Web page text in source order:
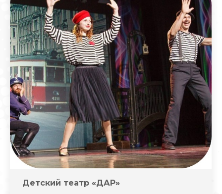
Детский театр «ДАР»